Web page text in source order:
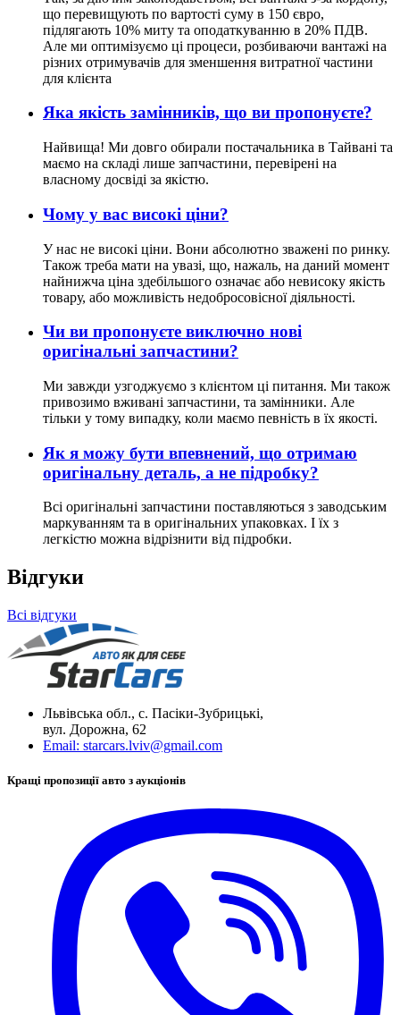
що перевищують по вартості суму в 150 євро,
підлягають 10% миту та оподаткуванню в 20% ПДВ.
Але ми оптимізуємо ці процеси, розбиваючи вантажі на
різних отримувачів для зменшення витратної частини
для клієнта
Яка якість замінників, що ви пропонуєте?
Найвища! Ми довго обирали постачальника в Тайвані та
маємо на складі лише запчастини, перевірені на
власному досвіді за якістю.
Чому у вас високі ціни?
У нас не високі ціни. Вони абсолютно зважені по ринку.
Також треба мати на увазі, що, нажаль, на даний момент
найнижча ціна здебільшого означає або невисоку якість
товару, або можливість недобросовісної діяльності.
Чи ви пропонуєте виключно нові
оригінальні запчастини?
Ми завжди узгоджуємо з клієнтом ці питання. Ми також
привозимо вживані запчастини, та замінники. Але
тільки у тому випадку, коли маємо певність в їх якості.
Як я можу бути впевнений, що отримаю
оригінальну деталь, а не підробку?
Всі оригінальні запчастини поставляються з заводським
маркуванням та в оригінальних упаковках. І їх з
легкістю можна відрізнити від підробки.
Відгуки
Всі відгуки
Львівська обл., с. Пасіки-Зубрицькі,
вул. Дорожна, 62
Email: starcars.lviv@gmail.com
Кращі пропозиції авто з аукціонів